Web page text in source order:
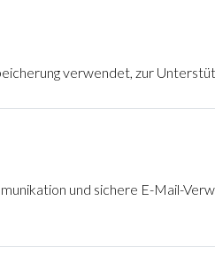
verwendet, zur
und sichere E-Mail-